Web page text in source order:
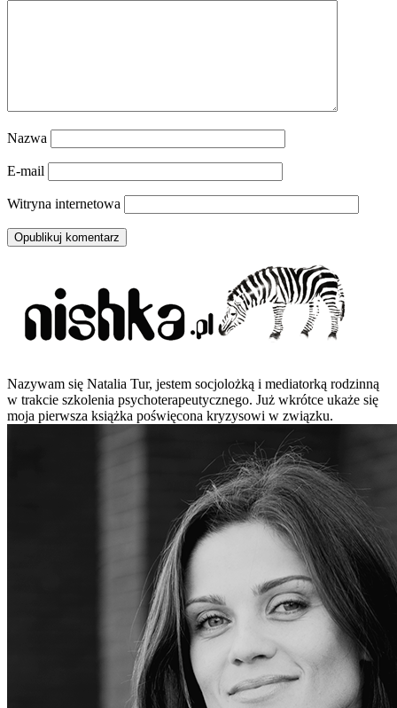
Nazwa
E-mail
Witryna internetowa
Nazywam się Natalia Tur, jestem socjolożką i mediatorką rodzinną
w trakcie szkolenia psychoterapeutycznego. Już wkrótce ukaże się
moja pierwsza książka poświęcona kryzysowi w związku.